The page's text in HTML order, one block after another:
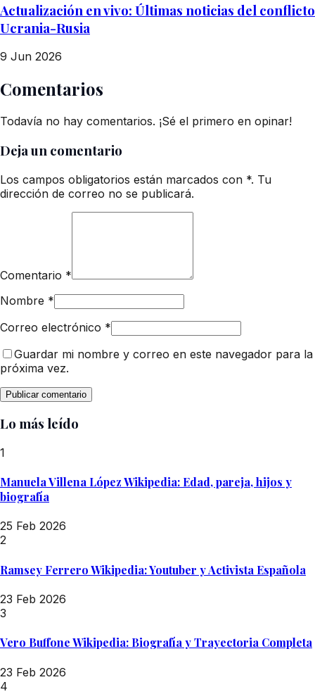
Actualización en vivo: Últimas noticias del conflicto
Ucrania-Rusia
9 Jun 2026
Comentarios
Todavía no hay comentarios. ¡Sé el primero en opinar!
Deja un comentario
Los campos obligatorios están marcados con *. Tu
dirección de correo no se publicará.
Comentario *
Nombre *
Correo electrónico *
Guardar mi nombre y correo en este navegador para la
próxima vez.
Lo más leído
1
Manuela Villena López Wikipedia: Edad, pareja, hijos y
biografía
25 Feb 2026
2
Ramsey Ferrero Wikipedia: Youtuber y Activista Española
23 Feb 2026
3
Vero Buffone Wikipedia: Biografía y Trayectoria Completa
23 Feb 2026
4